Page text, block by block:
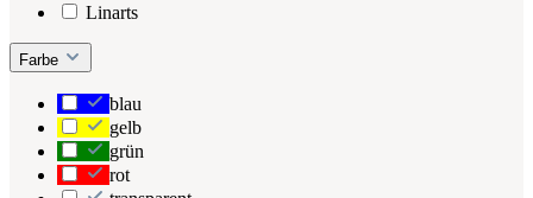
Linarts
Farbe
blau
gelb
grün
rot